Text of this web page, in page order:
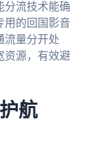
分流技术能确
用的回国影音
流量分开处
资源，有效避
航